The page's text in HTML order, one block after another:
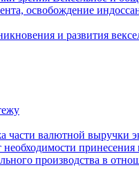
освобождение
и развития
части валютной выручки
принесения
производства в